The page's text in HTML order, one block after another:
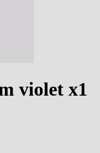
violet x1